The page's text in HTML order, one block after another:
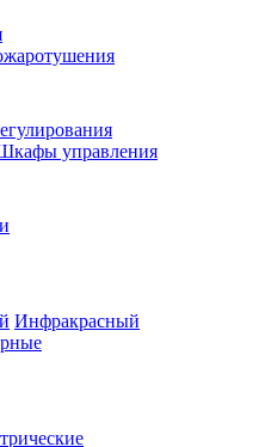
управления
Инфракрасный